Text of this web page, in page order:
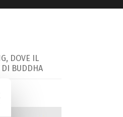
DOVE IL
DI BUDDHA